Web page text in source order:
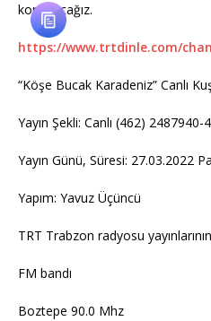
konuşacağız.
https://www.trtdinle.com/
“Köşe Bucak Karadeniz” Canlı
Yayın Şekli: Canlı (462)
Yayın Günü, Süresi: 27.03.2022
Yapım: Yavuz Üçüncü
TRT Trabzon radyosu
FM bandı
Boztepe 90.0 Mhz